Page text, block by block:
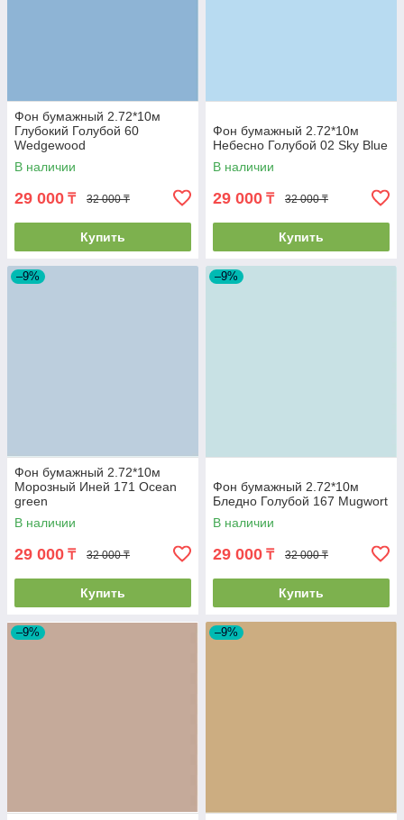
Фон бумажный 2.72*10м
Глубокий Голубой 60
Wedgewood
В наличии
29 000 ₸ 32 000 ₸
Купить
Фон бумажный 2.72*10м
Небесно Голубой 02 Sky Blue
В наличии
29 000 ₸ 32 000 ₸
Купить
–9%
Фон бумажный 2.72*10м
Морозный Иней 171 Ocean
green
В наличии
29 000 ₸ 32 000 ₸
Купить
–9%
Фон бумажный 2.72*10м
Бледно Голубой 167 Mugwort
В наличии
29 000 ₸ 32 000 ₸
Купить
–9% –9%